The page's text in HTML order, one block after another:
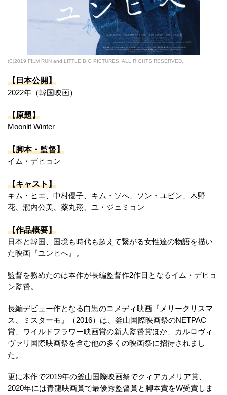
(C)2019 FILM RUN and LITTLE BIG PICTURES. ALL RIGHTS RESERVED.
【日本公開】
2022年（韓国映画）
【原題】
Moonlit Winter
【脚本・監督】
イム・デヒョン
【キャスト】
キム・ヒエ、中村優子、キム・ソへ、ソン・ユビン、木野
花、瀧内公美、薬丸翔、ユ・ジェミョン
【作品概要】
日本と韓国、国境も時代も超えて繋がる女性達の物語を描い
た映画『ユンヒへ』。
監督を務めたのは本作が長編監督作2作目となるイム・デヒョ
ン監督。
長編デビュー作となる白黒のコメディ映画『メリークリスマ
ス、ミスターモ』（2016）は、釜山国際映画祭のNETPAC
賞、ワイルドフラワー映画賞の新人監督賞ほか、カルロヴィ
ヴァリ国際映画祭を含む他の多くの映画祭に招待されまし
た。
更に本作で2019年の釜山国際映画祭でクィアカメリア賞、
2020年には青龍映画賞で最優秀監督賞と脚本賞をW受賞しま